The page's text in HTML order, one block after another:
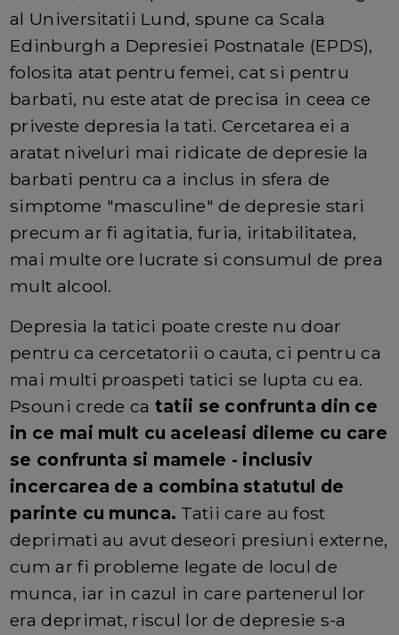
al Universitatii Lund, spune ca Scala
Edinburgh a Depresiei Postnatale (EPDS),
folosita atat pentru femei, cat si pentru
barbati, nu este atat de precisa in ceea ce
priveste depresia la tati. Cercetarea ei a
aratat niveluri mai ridicate de depresie la
barbati pentru ca a inclus in sfera de
simptome "masculine" de depresie stari
precum ar fi agitatia, furia, iritabilitatea,
mai multe ore lucrate si consumul de prea
mult alcool.
Depresia la tatici poate creste nu doar
pentru ca cercetatorii o cauta, ci pentru ca
mai multi proaspeti tatici se lupta cu ea.
Psouni crede ca tatii se confrunta din ce
in ce mai mult cu aceleasi dileme cu care
se confrunta si mamele - inclusiv
incercarea de a combina statutul de
parinte cu munca. Tatii care au fost
deprimati au avut deseori presiuni externe,
cum ar fi probleme legate de locul de
munca, iar in cazul in care partenerul lor
era deprimat, riscul lor de depresie s-a